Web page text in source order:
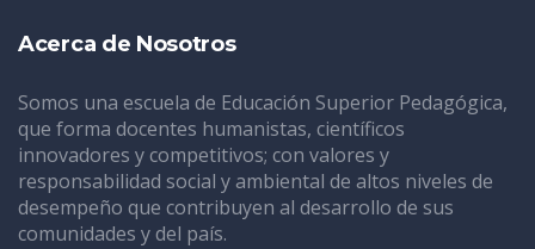
Acerca de Nosotros
Somos una escuela de Educación Superior Pedagógica,
que forma docentes humanistas, científicos
innovadores y competitivos; con valores y
responsabilidad social y ambiental de altos niveles de
desempeño que contribuyen al desarrollo de sus
comunidades y del país.